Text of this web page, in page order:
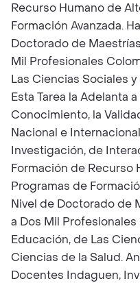
Recurso Humano de
Formación Avanzada.
Doctorado de
Mil Profesionales
Las Ciencias Sociales
Esta Tarea la Adelanta
Conocimiento, la
Nacional e
Investigación, de
Formación de Recurso
Programas de
Nivel de Doctorado de
a Dos Mil
Educación, de Las
Ciencias de la Salud.
Docentes Indaguen,